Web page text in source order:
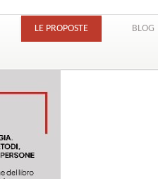
LE PROPOSTE BLOG